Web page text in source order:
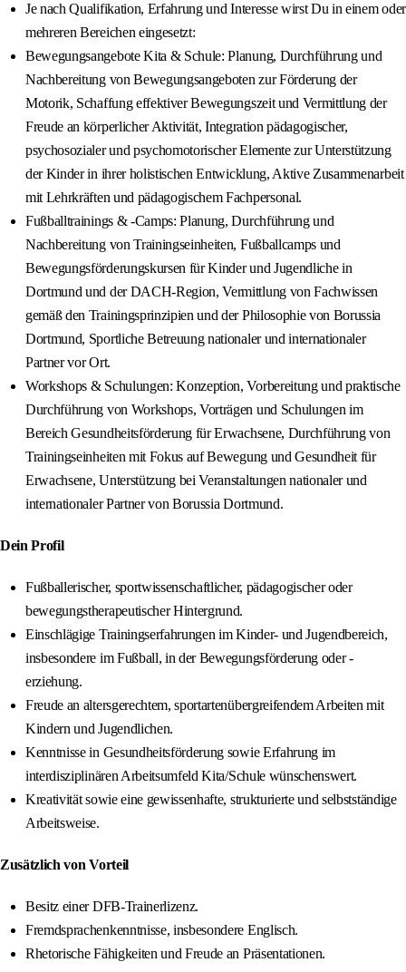
Je nach Qualifikation, Erfahrung und Interesse wirst Du in einem oder
mehreren Bereichen eingesetzt:
Bewegungsangebote Kita & Schule: Planung, Durchführung und
Nachbereitung von Bewegungsangeboten zur Förderung der
Motorik, Schaffung effektiver Bewegungszeit und Vermittlung der
Freude an körperlicher Aktivität, Integration pädagogischer,
psychosozialer und psychomotorischer Elemente zur Unterstützung
der Kinder in ihrer holistischen Entwicklung, Aktive Zusammenarbeit
mit Lehrkräften und pädagogischem Fachpersonal.
Fußballtrainings & -Camps: Planung, Durchführung und
Nachbereitung von Trainingseinheiten, Fußballcamps und
Bewegungsförderungskursen für Kinder und Jugendliche in
Dortmund und der DACH-Region, Vermittlung von Fachwissen
gemäß den Trainingsprinzipien und der Philosophie von Borussia
Dortmund, Sportliche Betreuung nationaler und internationaler
Partner vor Ort.
Workshops & Schulungen: Konzeption, Vorbereitung und praktische
Durchführung von Workshops, Vorträgen und Schulungen im
Bereich Gesundheitsförderung für Erwachsene, Durchführung von
Trainingseinheiten mit Fokus auf Bewegung und Gesundheit für
Erwachsene, Unterstützung bei Veranstaltungen nationaler und
internationaler Partner von Borussia Dortmund.
Dein Profil
Fußballerischer, sportwissenschaftlicher, pädagogischer oder
bewegungstherapeutischer Hintergrund.
Einschlägige Trainingserfahrungen im Kinder- und Jugendbereich,
insbesondere im Fußball, in der Bewegungsförderung oder -
erziehung.
Freude an altersgerechtem, sportartenübergreifendem Arbeiten mit
Kindern und Jugendlichen.
Kenntnisse in Gesundheitsförderung sowie Erfahrung im
interdisziplinären Arbeitsumfeld Kita/Schule wünschenswert.
Kreativität sowie eine gewissenhafte, strukturierte und selbstständige
Arbeitsweise.
Zusätzlich von Vorteil
Besitz einer DFB-Trainerlizenz.
Fremdsprachenkenntnisse, insbesondere Englisch.
Rhetorische Fähigkeiten und Freude an Präsentationen.